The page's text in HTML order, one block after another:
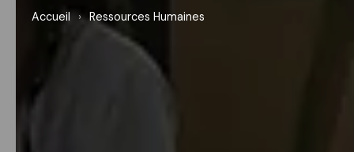
Accueil › Ressources Humaines